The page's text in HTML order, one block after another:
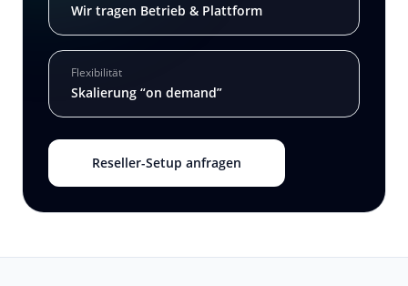
Wir tragen Betrieb & Plattform
Flexibilität
Skalierung “on demand”
Reseller-Setup anfragen